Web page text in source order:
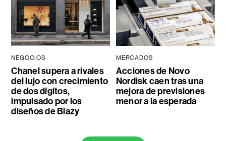
NEGOCIOS
Chanel supera a rivales
del lujo con crecimiento
de dos dígitos,
impulsado por los
diseños de Blazy
MERCADOS
Acciones de Novo
Nordisk caen tras una
mejora de previsiones
menor a la esperada